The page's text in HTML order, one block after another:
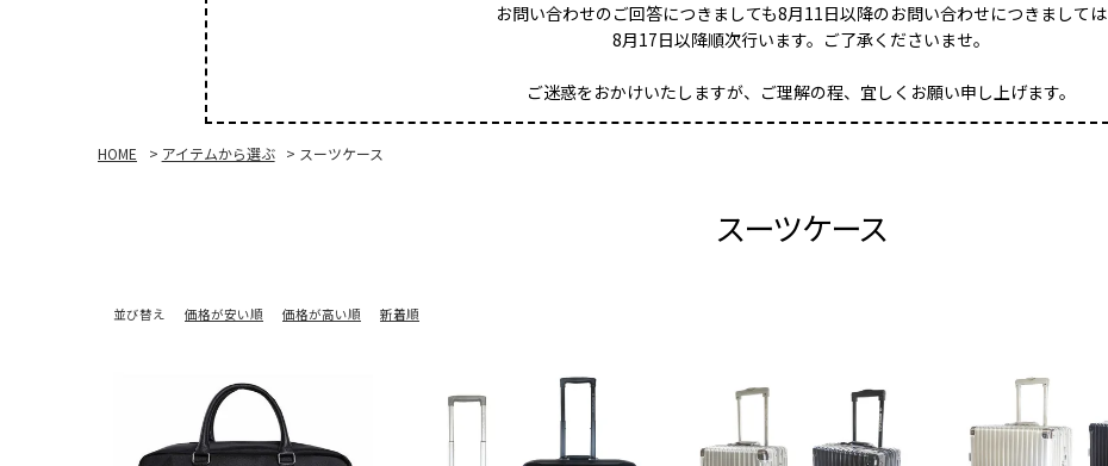
お問い合わせのご回答につきましても8月11日以降のお問い合わせにつきましては
8月17日以降順次行います。ご了承くださいませ。
ご迷惑をおかけいたしますが、ご理解の程、宜しくお願い申し上げます。
HOME アイテムから選ぶ スーツケース
スーツケース
並び替え 価格が安い順 価格が高い順 新着順